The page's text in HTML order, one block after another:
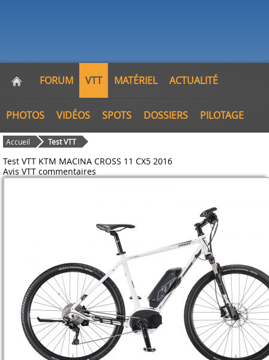
FORUM VTT MATÉRIEL ACTUALITÉ
PHOTOS VIDÉOS SPOTS DOSSIERS PILOTAGE
Accueil Test VTT
Test VTT KTM MACINA CROSS 11 CX5 2016
Avis VTT commentaires